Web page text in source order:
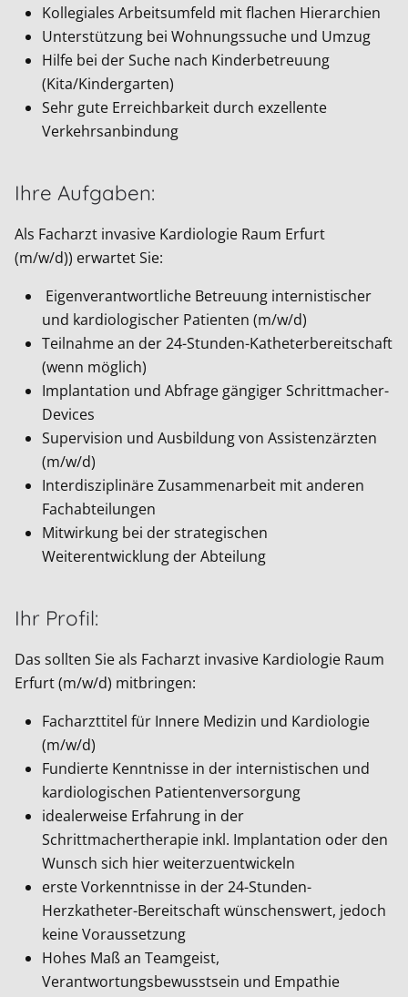
Kollegiales Arbeitsumfeld mit flachen Hierarchien
Unterstützung bei Wohnungssuche und Umzug
Hilfe bei der Suche nach Kinderbetreuung
(Kita/Kindergarten)
Sehr gute Erreichbarkeit durch exzellente
Verkehrsanbindung
Ihre Aufgaben:
Als Facharzt invasive Kardiologie Raum Erfurt
(m/w/d)) erwartet Sie:
Eigenverantwortliche Betreuung internistischer
und kardiologischer Patienten (m/w/d)
Teilnahme an der 24-Stunden-Katheterbereitschaft
(wenn möglich)
Implantation und Abfrage gängiger Schrittmacher-
Devices
Supervision und Ausbildung von Assistenzärzten
(m/w/d)
Interdisziplinäre Zusammenarbeit mit anderen
Fachabteilungen
Mitwirkung bei der strategischen
Weiterentwicklung der Abteilung
Ihr Profil:
Das sollten Sie als Facharzt invasive Kardiologie Raum
Erfurt (m/w/d) mitbringen:
Facharzttitel für Innere Medizin und Kardiologie
(m/w/d)
Fundierte Kenntnisse in der internistischen und
kardiologischen Patientenversorgung
idealerweise Erfahrung in der
Schrittmachertherapie inkl. Implantation oder den
Wunsch sich hier weiterzuentwickeln
erste Vorkenntnisse in der 24-Stunden-
Herzkatheter-Bereitschaft wünschenswert, jedoch
keine Voraussetzung
Hohes Maß an Teamgeist,
Verantwortungsbewusstsein und Empathie